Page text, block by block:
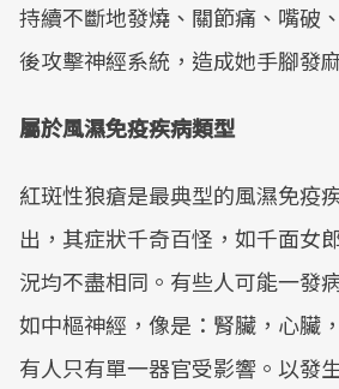
持續不斷地發燒、關節痛、嘴破
後攻擊神經系統，造成她手腳發
屬於風濕免疫疾病類型
紅斑性狼瘡是最典型的風濕免疫
出，其症狀千奇百怪，如千面女
況均不盡相同。有些人可能一發
如中樞神經，像是：腎臟，心臟
有人只有單一器官受影響。以發